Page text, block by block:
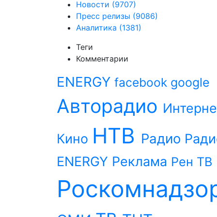
Новости (9707)
Пресс релизы (9086)
Аналитика (1381)
Теги
Комментарии
ENERGY facebook google
Авторадио
Кино НТВ Радио
ENERGY Реклама Рен ТВ